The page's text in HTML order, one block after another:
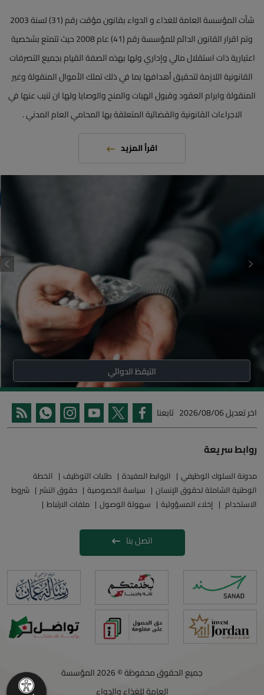
شأت المؤسسة العامة للغذاء و الدواء بقانون مؤقت رقم (31) لسنة 2003
وتم اقرار القانون الدائم للمؤسسة رقم (41) عام 2008 حيث تتمتع بشخصية
اعتبارية ذات استقلال مالي وإداري ولها بهذه الصفة القيام بجميع التصرفات
القانونية اللازمة لتحقيق أهدافها بما في ذلك تملك الأموال المنقولة وغير
المنقولة وابرام العقود وقبول الهبات والمنح والوصايا ولها ان تنيب عنها في
الاجراءات القانونية والقضائية المتعلقة بها المحامي العام المدني .
اقرأ المزيد
التيقظ الدوائي
اخر تعديل2026/08/06 تابعنا
روابط سريعة
مدونة السلوك الوظيفي الروابط المفيدة طلبات التوظيف
الخطة
الوطنية الشاملة لحقوق الإنسان
سياسة الخصوصية حقوق النشر
شروط
الاستخدام
إخلاء المسؤولية سهولة الوصول ملفات الارتباط
اتصل بنا
جميع الحقوق محفوظة © 2026 المؤسسة
العامة للغذاء والدواء